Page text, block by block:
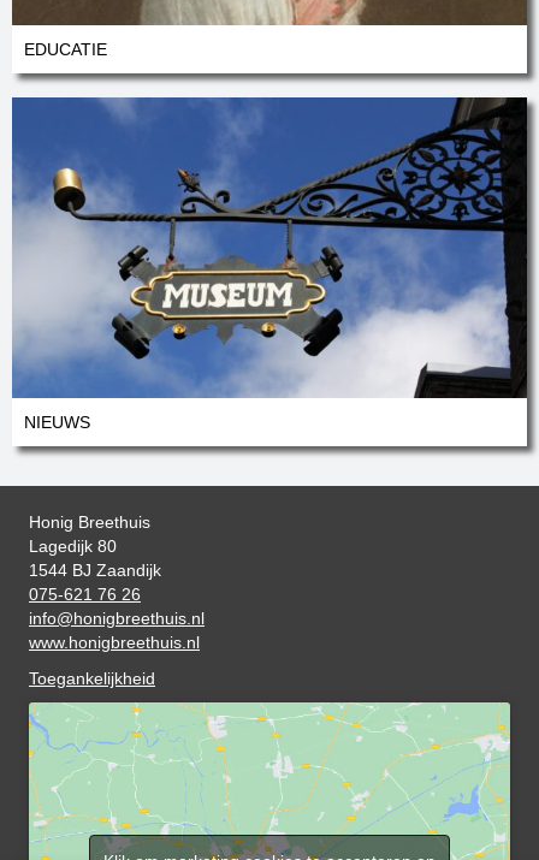
EDUCATIE
NIEUWS
Honig Breethuis
Lagedijk 80
1544 BJ Zaandijk
075-621 76 26
info@honigbreethuis.nl
www.honigbreethuis.nl
Toegankelijkheid